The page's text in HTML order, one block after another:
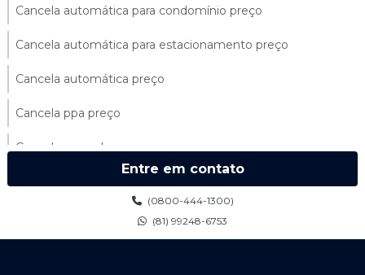
Cancela automática para condomínio preço
Cancela automática para estacionamento preço
Cancela automática preço
Cancela ppa preço
Cancela ppa valor
Entre em contato
(0800-444-1300)
(81) 99248-6753